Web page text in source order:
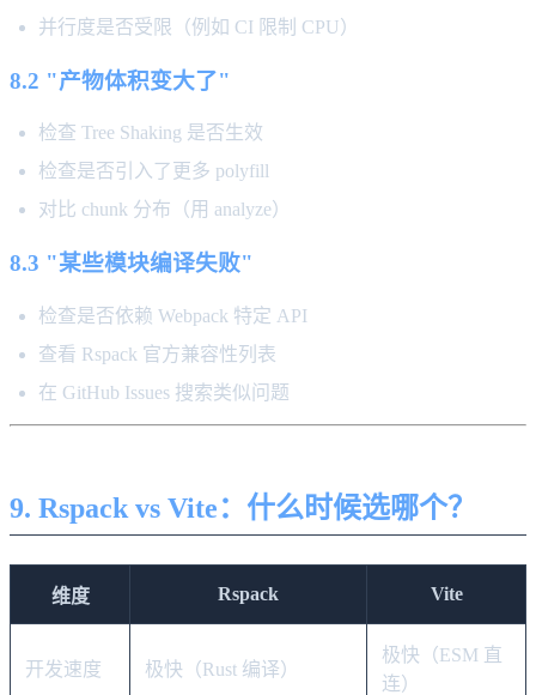
并行度是否受限（例如 CI 限制 CPU）
8.2 "产物体积变大了"
检查 Tree Shaking 是否生效
检查是否引入了更多 polyfill
对比 chunk 分布（用 analyze）
8.3 "某些模块编译失败"
检查是否依赖 Webpack 特定 API
查看 Rspack 官方兼容性列表
在 GitHub Issues 搜索类似问题
9. Rspack vs Vite：什么时候选哪个？
维度 Rspack Vite
开发速度 极快（Rust 编译）
极快（ESM 直
连）